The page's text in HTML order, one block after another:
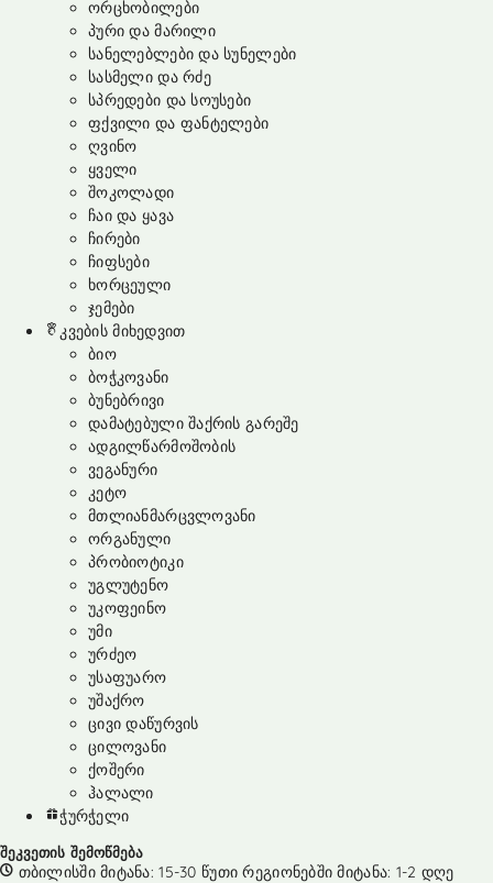
ორცხობილები
პური და მარილი
სანელებლები და სუნელები
სასმელი და რძე
სპრედები და სოუსები
ფქვილი და ფანტელები
ღვინო
ყველი
შოკოლადი
ჩაი და ყავა
ჩირები
ჩიფსები
ხორცეული
ჯემები
კვების მიხედვით
ბიო
ბოჭკოვანი
ბუნებრივი
დამატებული შაქრის გარეშე
ადგილწარმოშობის
ვეგანური
კეტო
მთლიანმარცვლოვანი
ორგანული
პრობიოტიკი
უგლუტენო
უკოფეინო
უმი
ურძეო
უსაფუარო
უშაქრო
ცივი დაწურვის
ცილოვანი
ქოშერი
ჰალალი
ჭურჭელი
შეკვეთის შემოწმება
თბილისში მიტანა: 15-30 წუთი რეგიონებში მიტანა: 1-2 დღე